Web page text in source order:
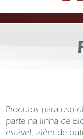
Produtos para uso
parte na linha de
estável, além de